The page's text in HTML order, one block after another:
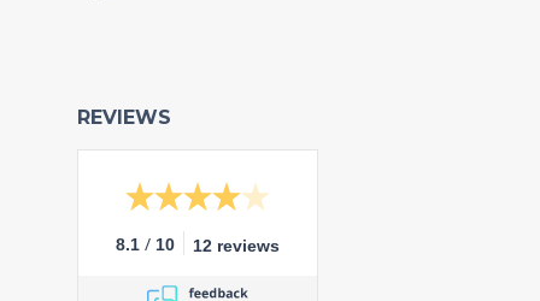
REVIEWS
8.1 / 10 12 reviews